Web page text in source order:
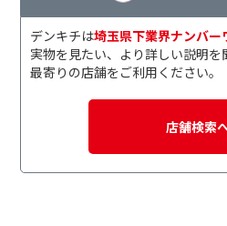
デンキチは埼玉県下業界ナンバー
実物を見たい、より詳しい説明
最寄りの店舗をご利用ください。
店舗検索